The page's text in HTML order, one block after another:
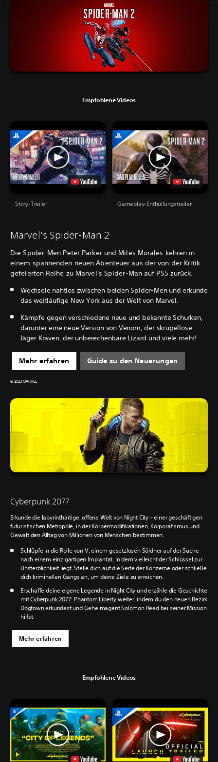
Empfohlene Videos
Story-Trailer Gameplay-Enthüllungstrailer
Marvel's Spider-Man 2
Die Spider-Men Peter Parker und Miles Morales kehren in
einem spannenden neuen Abenteuer aus der von der Kritik
gefeierten Reihe zu Marvel's Spider-Man auf PS5 zurück.
Wechsele nahtlos zwischen beiden Spider-Men und erkunde
das weitläufige New York aus der Welt von Marvel.
Kämpfe gegen verschiedene neue und bekannte Schurken,
darunter eine neue Version von Venom, der skrupellose
Jäger Kraven, der unberechenbare Lizard und viele mehr!
Mehr erfahren Guide zu den Neuerungen
© 2023 MARVEL
Cyberpunk 2077
Erkunde die labyrinthartige, offene Welt von Night City – einer geschäftigen
futuristischen Metropole, in der Körpermodifikationen, Korporatismus und
Gewalt den Alltag von Millionen von Menschen bestimmen.
Schlüpfe in die Rolle von V, einem gesetzlosen Söldner auf der Suche
nach einem einzigartigen Implantat, in dem vielleicht der Schlüssel zur
Unsterblichkeit liegt. Stelle dich auf die Seite der Konzerne oder schließe
dich kriminellen Gangs an, um deine Ziele zu erreichen.
Erschaffe deine eigene Legende in Night City und erzähle die Geschichte
mitCyberpunk 2077: Phantom Libertyweiter, indem du den neuen Bezirk
Dogtown erkundest und Geheimagent Solomon Reed bei seiner Mission
hilfst.
Mehr erfahren
Empfohlene Videos